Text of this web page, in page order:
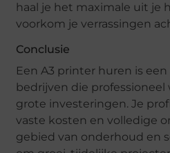
haal je het maximale uit je
voorkom je verrassingen
Conclusie
Een A3 printer huren is
bedrijven die
grote investeringen. Je
vaste kosten en volledige
gebied van onderhoud en